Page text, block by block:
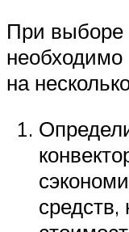
При выборе
на
средств,